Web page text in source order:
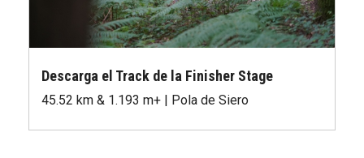
Descarga el Track de la Finisher Stage
45.52 km & 1.193 m+ | Pola de Siero